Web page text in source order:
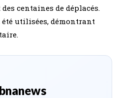
centaines de déplacés.
été utilisées, démontrant